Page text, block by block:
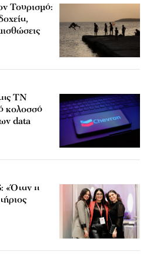
Τουρισμό:
ΤΝ
κολοσσό
data
«Όταν η